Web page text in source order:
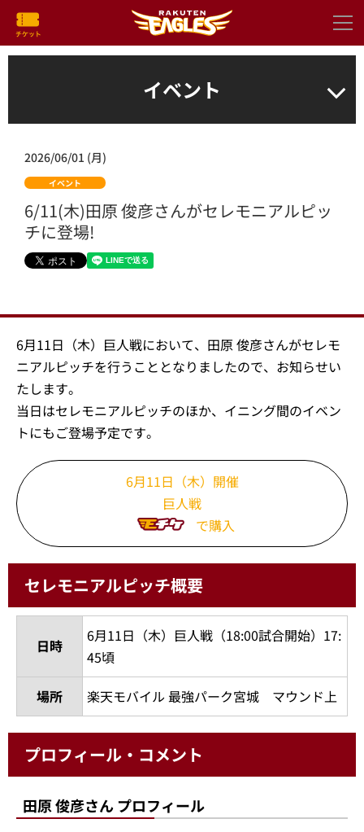
イベント
2026/06/01 (月)
イベント
6/11(木)田原 俊彦さんがセレモニアルピッ
チに登場!
6月11日（木）巨人戦において、田原 俊彦さんがセレモ
ニアルピッチを行うこととなりましたので、お知らせい
たします。
当日はセレモニアルピッチのほか、イニング間のイベン
トにもご登場予定です。
6月11日（木）開催
巨人戦
で購入
セレモニアルピッチ概要
日時
6月11日（木）巨人戦（18:00試合開始）17:
45頃
場所
楽天モバイル 最強パーク宮城 マウンド上
プロフィール・コメント
田原 俊彦さん プロフィール